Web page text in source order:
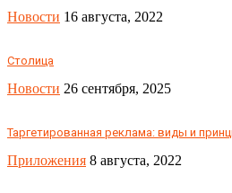
Новости 16 августа, 2022
Столица
Новости 26 сентября, 2025
Таргетированная реклама: виды и
Приложения 8 августа, 2022